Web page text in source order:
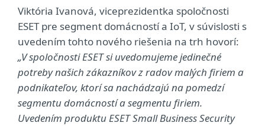
Viktória Ivanová, viceprezidentka spoločnosti
ESET pre segment domácností a IoT, v súvislosti s
uvedením tohto nového riešenia na trh hovorí:
„V spoločnosti ESET si uvedomujeme jedinečné
potreby našich zákazníkov z radov malých firiem a
podnikateľov, ktorí sa nachádzajú na pomedzí
segmentu domácností a segmentu firiem.
Uvedením produktu ESET Small Business Security